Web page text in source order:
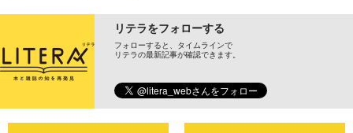
リテラをフォローする
フォローすると、タイムラインで
リテラの最新記事が確認できます。